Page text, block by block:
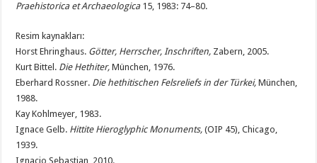
Praehistorica et Archaeologica15, 1983: 74–80.
Resim kaynakları:
Horst Ehringhaus. Götter, Herrscher, Inschriften, Zabern, 2005.
Kurt Bittel. Die Hethiter, München, 1976.
Eberhard Rossner. Die hethitischen Felsreliefs in der Türkei, München,
1988.
Kay Kohlmeyer, 1983.
Ignace Gelb. Hittite Hieroglyphic Monuments, (OIP 45), Chicago,
1939.
Ignacio Sebastian, 2010.